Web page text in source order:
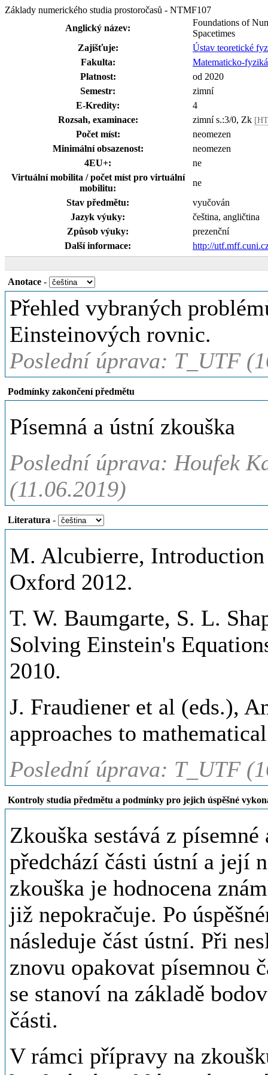
Základy numerického studia prostoročasů - NTMF107
Anglický název:
Foundations of
Spacetimes
Zajišťuje:
Ústav teoretické
Fakulta:
Matematicko-
Platnost:
od 2020
Semestr:
zimní
E-Kredity:
4
Rozsah, examinace:
zimní s.:3/0, Zk
Počet míst:
neomezen
Minimální obsazenost:
neomezen
4EU+:
ne
Virtuální mobilita / počet míst pro virtuální
mobilitu:
ne
Stav předmětu:
vyučován
Jazyk výuky:
čeština, angličtina
Způsob výuky:
prezenční
Další informace:
http://
Anotace -
Přehled vybraných
Einsteinových rovnic.
Poslední úprava: T_UTF
Podmínky zakončení předmětu
Písemná a ústní zkouška
Poslední úprava: Houfek
(11.06.2019)
Literatura -
M. Alcubierre,
Oxford 2012.
T. W. Baumgarte, S. L.
Solving Einstein's
2010.
J. Fraudiener et al (eds.),
approaches to
Poslední úprava: T_UTF
Kontroly studia předmětu a podmínky pro jejich úspěšné
Zkouška sestává z
předchází části ústní a její
zkouška je hodnocena
již nepokračuje. Po
následuje část ústní. Při
znovu opakovat písemnou
se stanoví na základě
části.
V rámci přípravy na